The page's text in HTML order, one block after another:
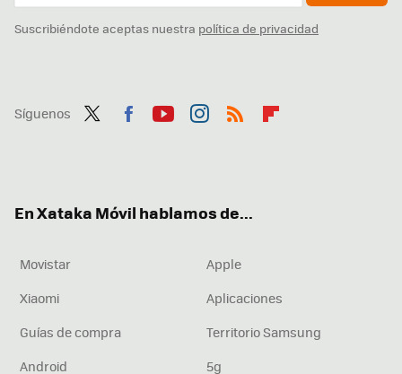
Suscribiéndote aceptas nuestra política de privacidad
Síguenos
En Xataka Móvil hablamos de...
Movistar
Apple
Xiaomi
Aplicaciones
Guías de compra
Territorio Samsung
Android
5g